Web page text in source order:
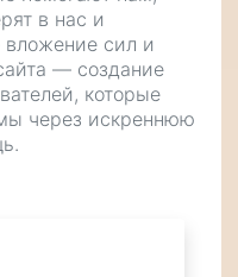
в нас и
вложение сил и
— создание
которые
через искреннюю